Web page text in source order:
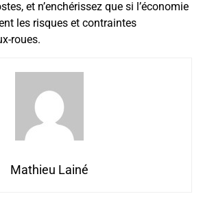
et n’enchérissez que si l’économie
les risques et contraintes
roues.
Mathieu Lainé